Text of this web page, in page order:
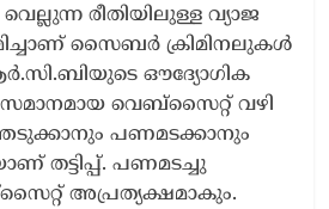
രീതിയിലുള്ള വ്യാജ
സൈബർ ക്രിമിനലുകൾ
ഔദ്യോഗിക
വെബ്‌സൈറ്റ് വഴി
പണമടക്കാനും
തട്ടിപ്പ്. പണമടച്ചു
അപ്രത്യക്ഷമാകും.